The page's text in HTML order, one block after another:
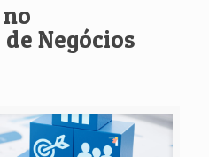
Negócios